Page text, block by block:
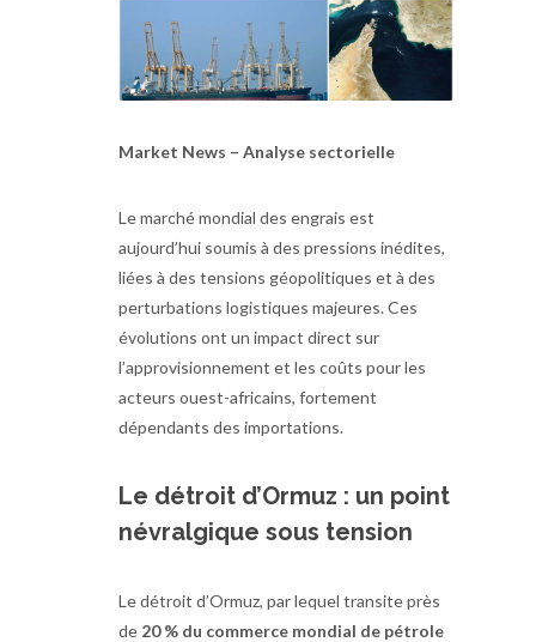
Market News – Analyse sectorielle
Le marché mondial des engrais est
aujourd’hui soumis à des pressions inédites,
liées à des tensions géopolitiques et à des
perturbations logistiques majeures. Ces
évolutions ont un impact direct sur
l’approvisionnement et les coûts pour les
acteurs ouest-africains, fortement
dépendants des importations.
Le détroit d’Ormuz : un point
névralgique sous tension
Le détroit d’Ormuz, par lequel transite près
de 20 % du commerce mondial de pétrole